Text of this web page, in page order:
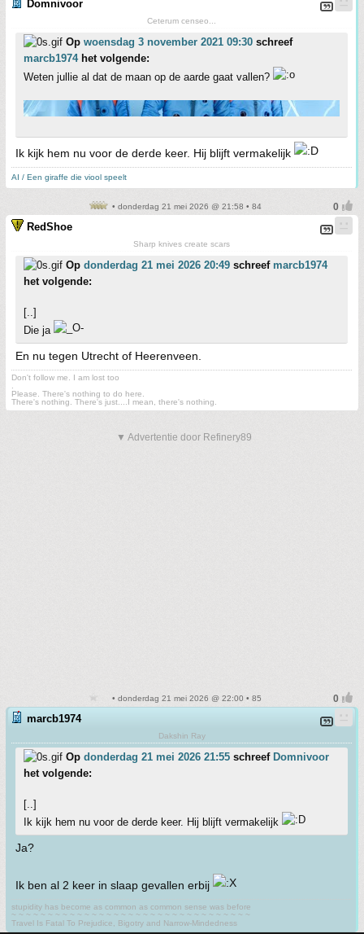
Domnivoor
Ceterum censeo...
Op woensdag 3 november 2021 09:30 schreef
marcb1974het volgende:
Weten jullie al dat de maan op de aarde gaat vallen?
Ik kijk hem nu voor de derde keer. Hij blijft vermakelijk
AI / Een giraffe die viool speelt
• donderdag 21 mei 2026 @ 21:58 • 84
RedShoe
Sharp knives create scars
Op donderdag 21 mei 2026 20:49 schreef marcb1974
het volgende:
[..]
Die ja
En nu tegen Utrecht of Heerenveen.
Don't follow me. I am lost too
Please. There's nothing to do here.
There's nothing. There's just....I mean, there's nothing.
▼ Advertentie door Refinery89
• donderdag 21 mei 2026 @ 22:00 • 85
marcb1974
Dakshin Ray
Op donderdag 21 mei 2026 21:55 schreef Domnivoor
het volgende:
[..]
Ik kijk hem nu voor de derde keer. Hij blijft vermakelijk
Ja?
Ik ben al 2 keer in slaap gevallen erbij
stupidity has become as common as common sense was before
~ ~ ~ ~ ~ ~ ~ ~ ~ ~ ~ ~ ~ ~ ~ ~ ~ ~ ~ ~ ~ ~ ~ ~ ~ ~ ~ ~ ~ ~ ~ ~ ~
Travel Is Fatal To Prejudice, Bigotry and Narrow-Mindedness